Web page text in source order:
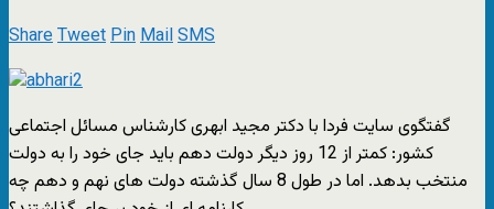
ShareTweetPinMailSMS
گفتگوی سايت فردا با دکتر مجید ابهری کارشناس مسائل اجتماعی
کشور: کمتر از 12 روز دیگر دولت دهم باید جای خود را به دولت
منتخب بدهد. اما در طول 8 سال گذشته دولت های نهم و دهم چه